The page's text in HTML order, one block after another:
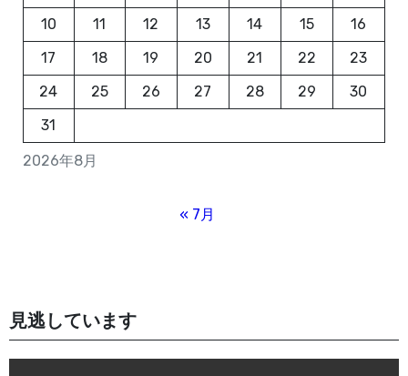
2026年8月
10
11 12 13 14 15
16
17
18 19 20 21 22
23
24
25 26 27 28 29
30
31
« 7月
見逃しています